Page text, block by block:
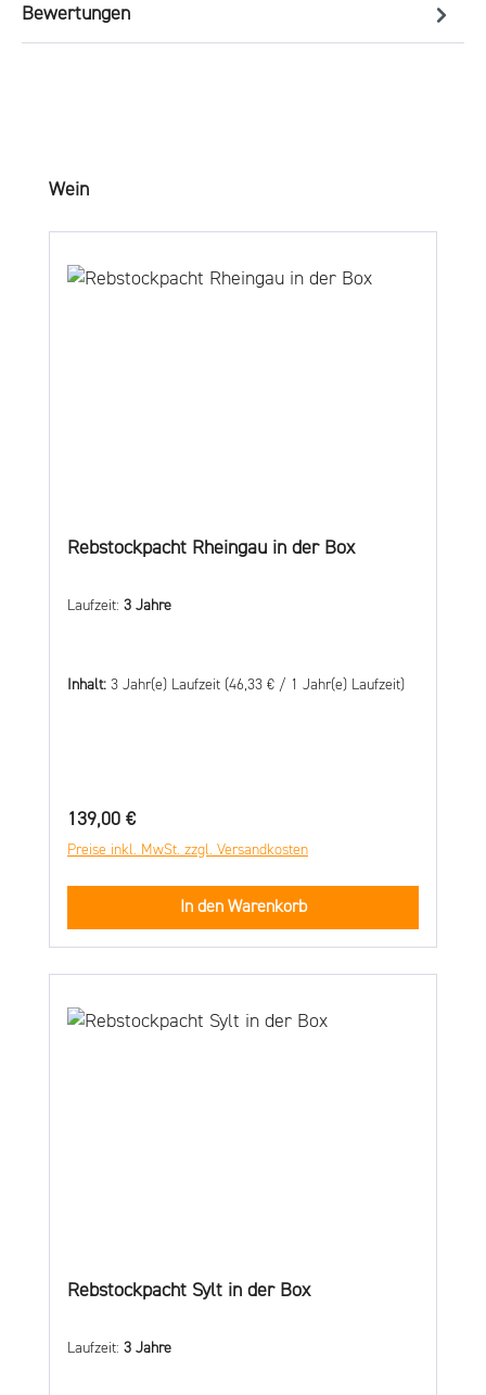
Bewertungen
Produktgalerie überspringen
Wein
Rebstockpacht Rheingau in der Box
Laufzeit: 3 Jahre
Inhalt: 3 Jahr(e) Laufzeit (46,33 € / 1 Jahr(e) Laufzeit)
Regulärer Preis:
139,00 €
Preise inkl. MwSt. zzgl. Versandkosten
In den Warenkorb
Rebstockpacht Sylt in der Box
Laufzeit: 3 Jahre